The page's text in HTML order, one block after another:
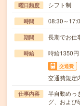
曜日頻度 シフト制
時間 08:30～
期間 長期でお仕
時給 時給1350円
交通費
交通費規定
仕事内容
半自動めっ
グ、および